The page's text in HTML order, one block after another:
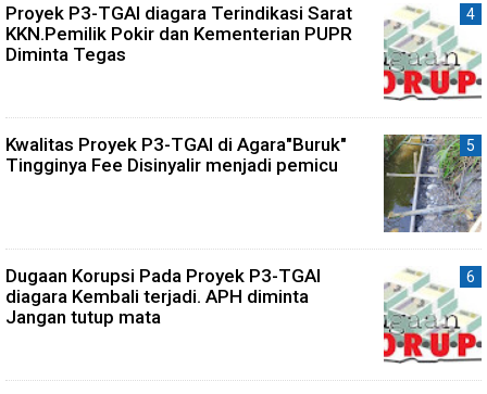
Proyek P3-TGAI diagara Terindikasi Sarat
KKN.Pemilik Pokir dan Kementerian PUPR
Diminta Tegas
Kwalitas Proyek P3-TGAI di Agara"Buruk"
Tingginya Fee Disinyalir menjadi pemicu
Dugaan Korupsi Pada Proyek P3-TGAI
diagara Kembali terjadi. APH diminta
Jangan tutup mata